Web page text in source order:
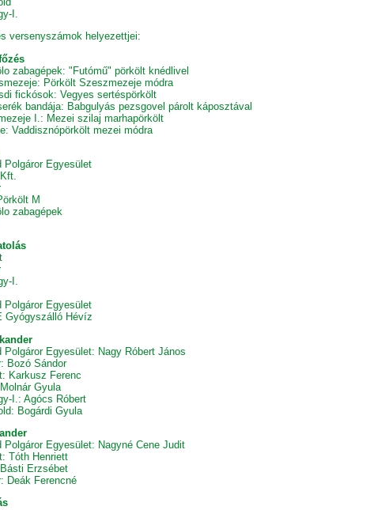
I.
versenyszámok helyezettjei:
zabagépek: "Futómű" pörkölt knédlivel
Pörkölt Szeszmezeje módra
fickósok: Vegyes sertéspörkölt
bandája: Babgulyás pezsgovel párolt káposztával
I.: Mezei szilaj marhapörkölt
Vaddisznópörkölt mezei módra
Polgáror Egyesület
M
zabagépek
I.
Polgáror Egyesület
Gyógyszálló Hévíz
Polgáror Egyesület: Nagy Róbert János
Bozó Sándor
Karkusz Ferenc
Gyula
I.: Agócs Róbert
Bogárdi Gyula
Polgáror Egyesület: Nagyné Cene Judit
Tóth Henriett
Erzsébet
Deák Ferencné